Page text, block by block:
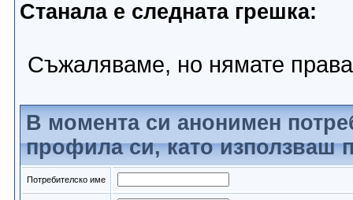
Станала е следната грешка:
Съжаляваме, но нямате
В момента си анонимен
профила си, като използваш
Потребителско име